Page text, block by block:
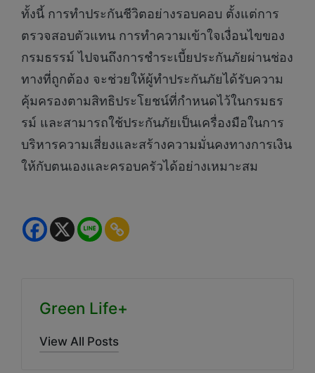
ทั้งนี้ การทำประกันชีวิตอย่างรอบคอบ ตั้งแต่การ
ตรวจสอบตัวแทน การทำความเข้าใจเงื่อนไขของ
กรมธรรม์ ไปจนถึงการชำระเบี้ยประกันภัยผ่านช่อง
ทางที่ถูกต้อง จะช่วยให้ผู้ทำประกันภัยได้รับความ
คุ้มครองตามสิทธิประโยชน์ที่กำหนดไว้ในกรมธร
รม์ และสามารถใช้ประกันภัยเป็นเครื่องมือในการ
บริหารความเสี่ยงและสร้างความมั่นคงทางการเงิน
ให้กับตนเองและครอบครัวได้อย่างเหมาะสม
Green Life+
View All Posts